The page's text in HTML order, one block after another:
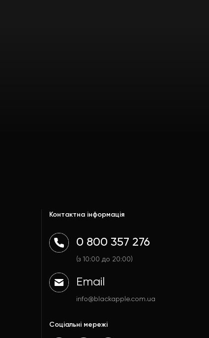
Контактна інформація
0 800 357 276
(з 10:00 до 20:00)
Email
info@blackapple.com.ua
Соціальні мережі